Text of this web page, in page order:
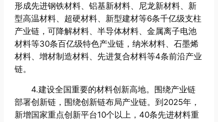
形成先进钢铁材料、铝基新材料、尼龙新材料、新
型高温材料、超硬材料、新型建材等6条千亿级支柱
产业链，可降解材料、半导体材料、金属离子电池
材料等30条百亿级特色产业链，纳米材料、石墨烯
材料、增材制造材料、先进复合材料等4条前沿产业
链。
4.建设全国重要的材料创新高地。围绕产业链
部署创新链，围绕创新链布局产业链。到2025年，
新增国家重点创新平台10个以上，40条先进材料重